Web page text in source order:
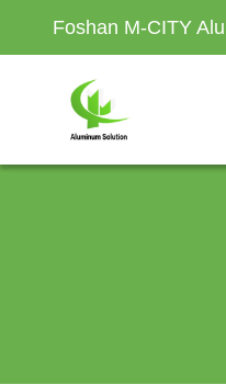
Foshan M-CITY